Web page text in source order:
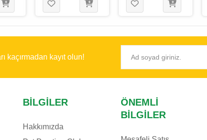
15 Mm
kaçırmadan kayıt olun!
BILGILER
Hakkımızda
ÖNEMLI
BILGILER